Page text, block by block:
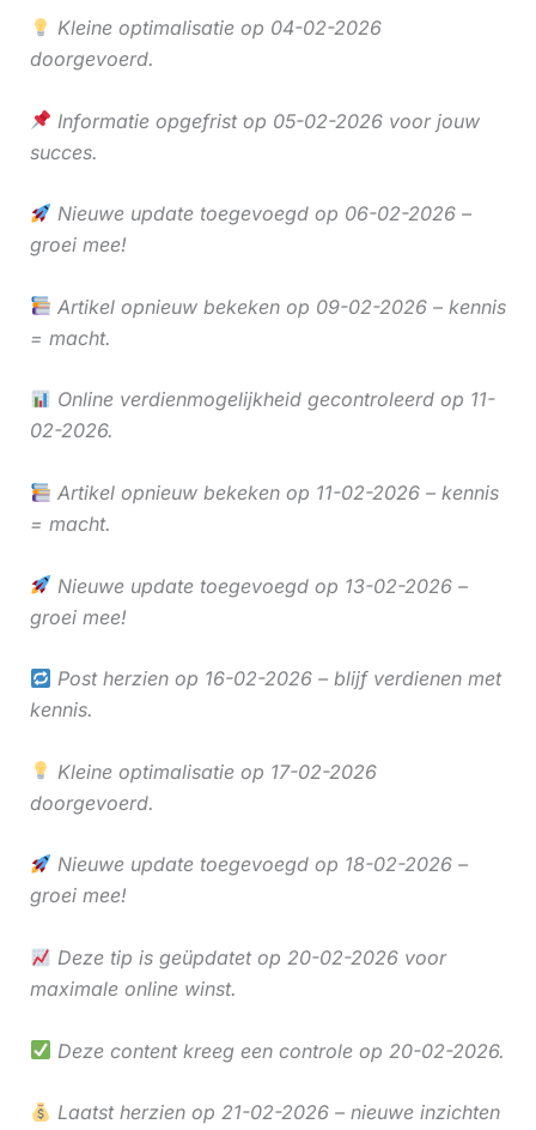
Kleine optimalisatie op 04-02-2026
doorgevoerd.
Informatie opgefrist op 05-02-2026 voor jouw
succes.
Nieuwe update toegevoegd op 06-02-2026 –
groei mee!
Artikel opnieuw bekeken op 09-02-2026 – kennis
= macht.
Online verdienmogelijkheid gecontroleerd op 11-
02-2026.
Artikel opnieuw bekeken op 11-02-2026 – kennis
= macht.
Nieuwe update toegevoegd op 13-02-2026 –
groei mee!
Post herzien op 16-02-2026 – blijf verdienen met
kennis.
Kleine optimalisatie op 17-02-2026
doorgevoerd.
Nieuwe update toegevoegd op 18-02-2026 –
groei mee!
Deze tip is geüpdatet op 20-02-2026 voor
maximale online winst.
Deze content kreeg een controle op 20-02-2026.
Laatst herzien op 21-02-2026 – nieuwe inzichten